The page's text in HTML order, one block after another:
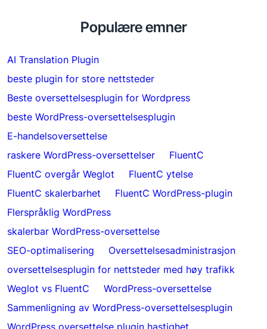
Populære emner
AI Translation Plugin
beste plugin for store nettsteder
Beste oversettelsesplugin for Wordpress
beste WordPress-oversettelsesplugin
E-handelsoversettelse
raskere WordPress-oversettelser
FluentC
FluentC overgår Weglot
FluentC ytelse
FluentC skalerbarhet
FluentC WordPress-plugin
Flerspråklig WordPress
skalerbar WordPress-oversettelse
SEO-optimalisering
Oversettelsesadministrasjon
oversettelsesplugin for nettsteder med høy trafikk
Weglot vs FluentC
WordPress-oversettelse
Sammenligning av WordPress-oversettelsesplugin
WordPress oversettelse plugin hastighet